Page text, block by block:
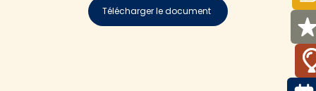
Télécharger le document